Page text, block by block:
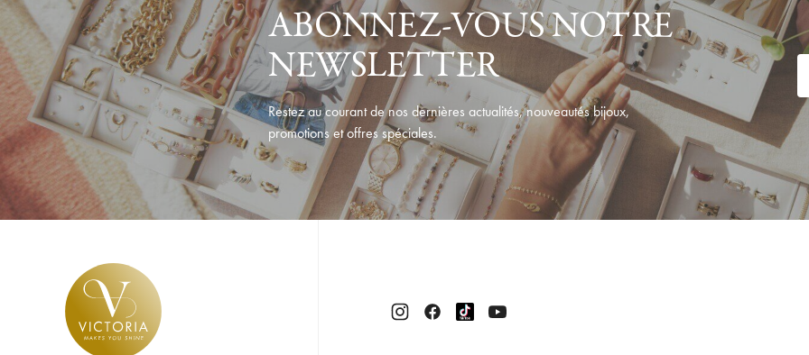
ABONNEZ-VOUS NOTRE
NEWSLETTER
Restez au courant de nos dernières actualités, nouveautés bijoux,
promotions et offres spéciales.